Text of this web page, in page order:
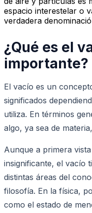
espacio interestelar o
verdadera
¿Qué es el
importante?
El vacío es un
significados
utiliza. En términos
algo, ya sea de
Aunque a primera
insignificante, el vacío
distintas áreas del
filosofía. En la física,
como el estado de